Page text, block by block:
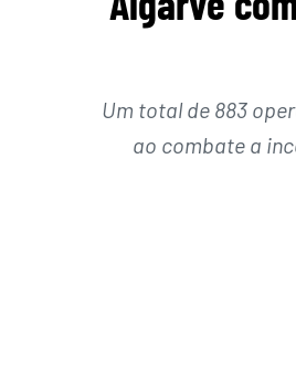
Um total de 883
ao combate a